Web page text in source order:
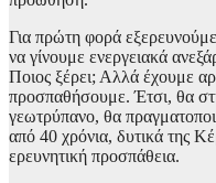
Για πρώτη φορά
να γίνουμε ενεργειακά
Ποιος ξέρει; Αλλά έχουμε
προσπαθήσουμε. Έτσι, θα
γεωτρύπανο, θα
από 40 χρόνια, δυτικά της
ερευνητική προσπάθεια.